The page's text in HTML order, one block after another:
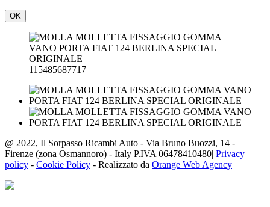
OK
115485687717
@ 2022, Il Sorpasso Ricambi Auto - Via Bruno Buozzi, 14 -
Firenze (zona Osmannoro) - Italy P.IVA 06478410480| Privacy
policy - Cookie Policy - Realizzato da Orange Web Agency